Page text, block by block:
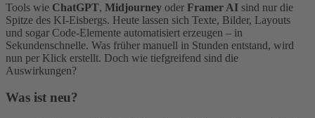
Tools wie ChatGPT, Midjourney oder Framer AI sind nur die
Spitze des KI-Eisbergs. Heute lassen sich Texte, Bilder, Layouts
und sogar Code-Elemente automatisiert erzeugen – in
Sekundenschnelle. Was früher manuell in Stunden entstand, wird
nun per Klick erstellt. Doch wie tiefgreifend sind die
Auswirkungen?
Was ist neu?